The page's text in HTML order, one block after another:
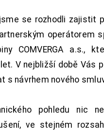
se rozhodli zajistit
operátorem
COMVERGA a.s.,
V nejbližší době Vás
s návrhem nového
pohledu nic
ve stejném